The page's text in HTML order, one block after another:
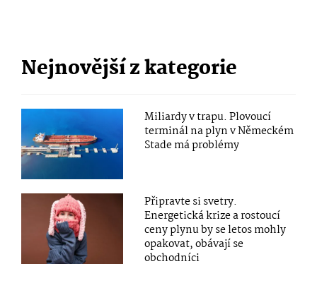
Nejnovější z kategorie
Miliardy v trapu. Plovoucí
terminál na plyn v Německém
Stade má problémy
Připravte si svetry.
Energetická krize a rostoucí
ceny plynu by se letos mohly
opakovat, obávají se
obchodníci